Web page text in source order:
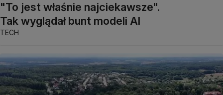
"To jest właśnie najciekawsze".
Tak wyglądał bunt modeli AI
TECH